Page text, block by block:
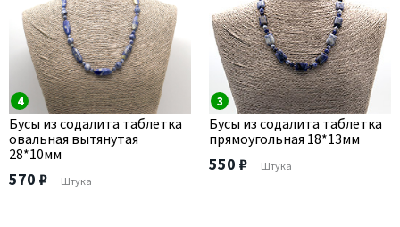
4
Бусы из содалита таблетка
овальная вытянутая
28*10мм
570 ₽ Штука
3
Бусы из содалита таблетка
прямоугольная 18*13мм
550 ₽ Штука